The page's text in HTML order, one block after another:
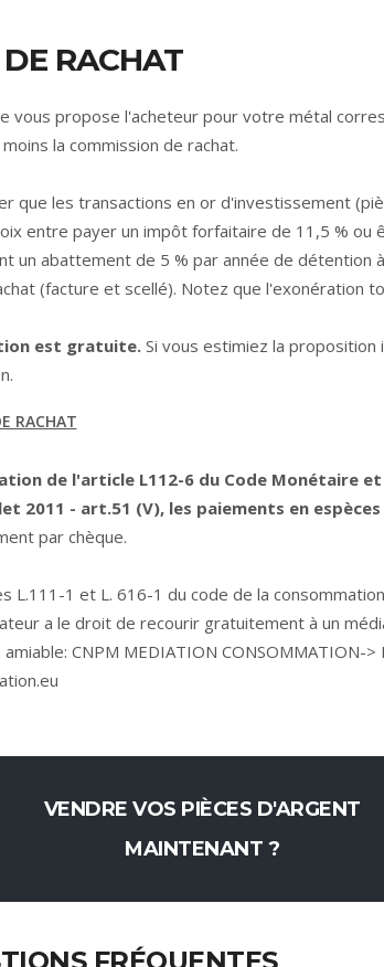
RACHAT
vous propose l'acheteur pour votre métal
la commission de rachat.
que les transactions en or d'investissement
entre payer un impôt forfaitaire de 11,5 % ou
un abattement de 5 % par année de
(facture et scellé). Notez que l'exonération
est gratuite.Si vous estimiez la proposition
RACHAT
de l'article L112-6 du Code Monétaire
2011 - art.51 (V), les paiements en
par chèque.
L.111-1 et L. 616-1 du code de la
a le droit de recourir gratuitement à un
CNPM MEDIATION CONSOMMATION-
VENDRE VOS PIÈCES D'ARGENT
MAINTENANT ?
FRÉQUENTES